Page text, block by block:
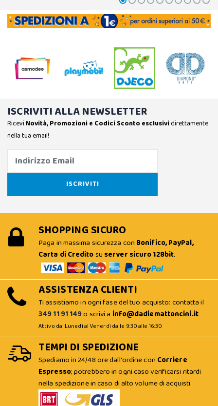
ISCRIVITI ALLA NEWSLETTER
Ricevi Novità, Promozioni e Codici Sconto esclusividirettamente
nella tua email!
SHOPPING SICURO
Paga in massima sicurezza con Bonifico, PayPal,
Carta di Creditosu server sicuro 128bit.
ASSISTENZA CLIENTI
Ti assistiamo in ogni fase del tuo acquisto: contatta il
349 11 91 149o scrivi a info@dadiemattoncini.it
Attivo dal Lunedì al Venerdì dalle 9:30 alle 16:30
TEMPI DI SPEDIZIONE
Spediamo in 24/48 ore dall'ordine con Corriere
Espresso; potrebbero in ogni caso verificarsi ritardi
nella spedizione in caso di alto volume di acquisti.